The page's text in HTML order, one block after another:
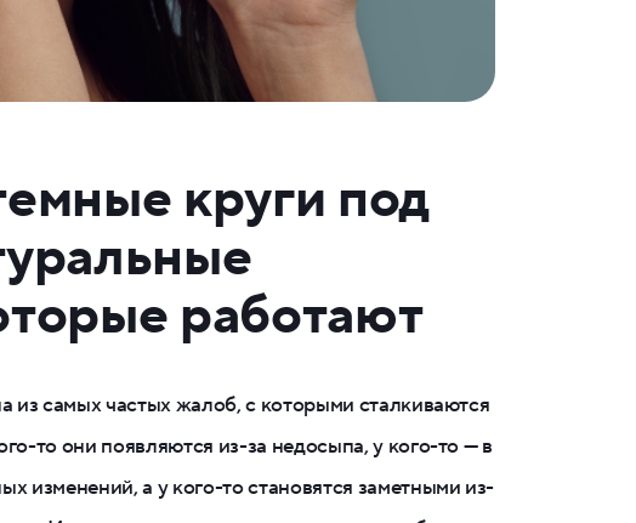
круги под
работают
из самых частых жалоб, с которыми сталкиваются
то они появляются из-за недосыпа, у кого-то — в
изменений, а у кого-то становятся заметными из-